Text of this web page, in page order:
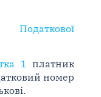
1 платник
номер